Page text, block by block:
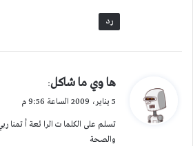
رد
ي
ل
ها وي ما شاكل:
5 يناير، 2009 الساعة 9:56 م
تسلم على الكلما ت الرا ئعة أ تمنا
والصحة